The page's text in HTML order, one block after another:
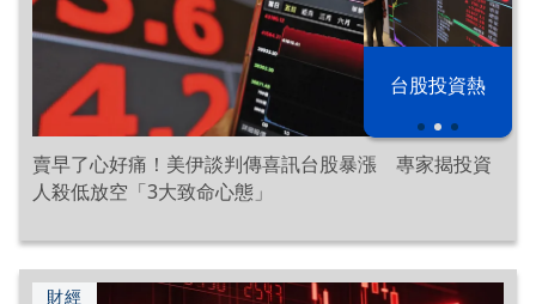
漢光42演習 台股投資熱
賣早了心好痛！美伊談判傳喜訊台股暴漲 專家揭投資
人殺低放空「3大致命心態」
財經